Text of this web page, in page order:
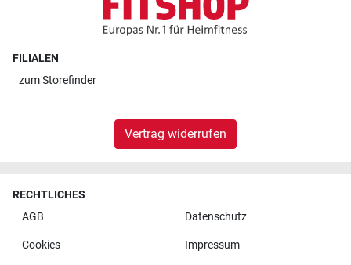
FILIALEN
zumStorefinder
Vertrag widerrufen
RECHTLICHES
AGB
Datenschutz
Cookies Impressum